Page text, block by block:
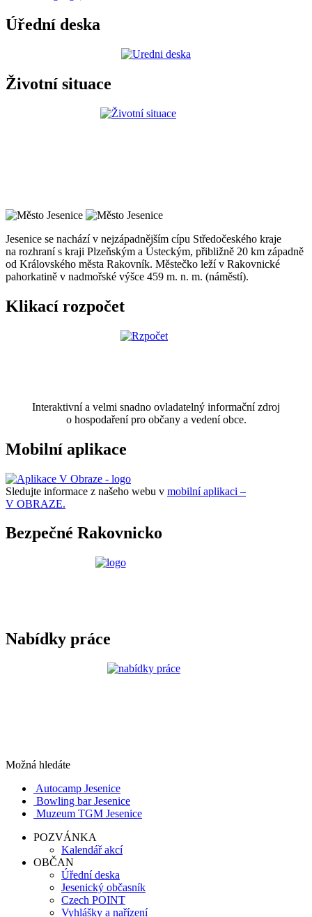
Úřední deska
Životní situace
Jesenice se nachází v nejzápadnějším cípu Středočeského kraje
na rozhraní s kraji Plzeňským a Ústeckým, přibližně 20 km západně
od Královského města Rakovník. Městečko leží v Rakovnické
pahorkatině v nadmořské výšce 459 m. n. m. (náměstí).
Klikací rozpočet
Interaktivní a velmi snadno ovladatelný informační zdroj
o hospodaření pro občany a vedení obce.
Mobilní aplikace
Sledujte informace z našeho webu v mobilní aplikaci –
V OBRAZE.
Bezpečné Rakovnicko
Nabídky práce
Možná hledáte
Autocamp Jesenice
Bowling bar Jesenice
Muzeum TGM Jesenice
POZVÁNKA
Kalendář akcí
OBČAN
Úřední deska
Jesenický občasník
Czech POINT
Vyhlášky a nařízení